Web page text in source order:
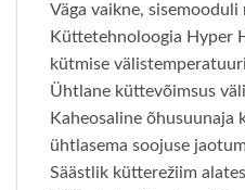
Väga vaikne,
Küttetehnoloogia Hyper
kütmise
Ühtlane küttevõimsus
Kaheosaline õhusuunaja
ühtlasema soojuse
Säästlik kütterežiim